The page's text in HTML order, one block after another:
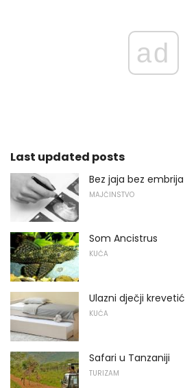
ad
Last updated posts
Bez jaja bez embrija
MAJČINSTVO
Som Ancistrus
KUĆA
Ulazni dječji krevetić
KUĆA
Safari u Tanzaniji
TURIZAM